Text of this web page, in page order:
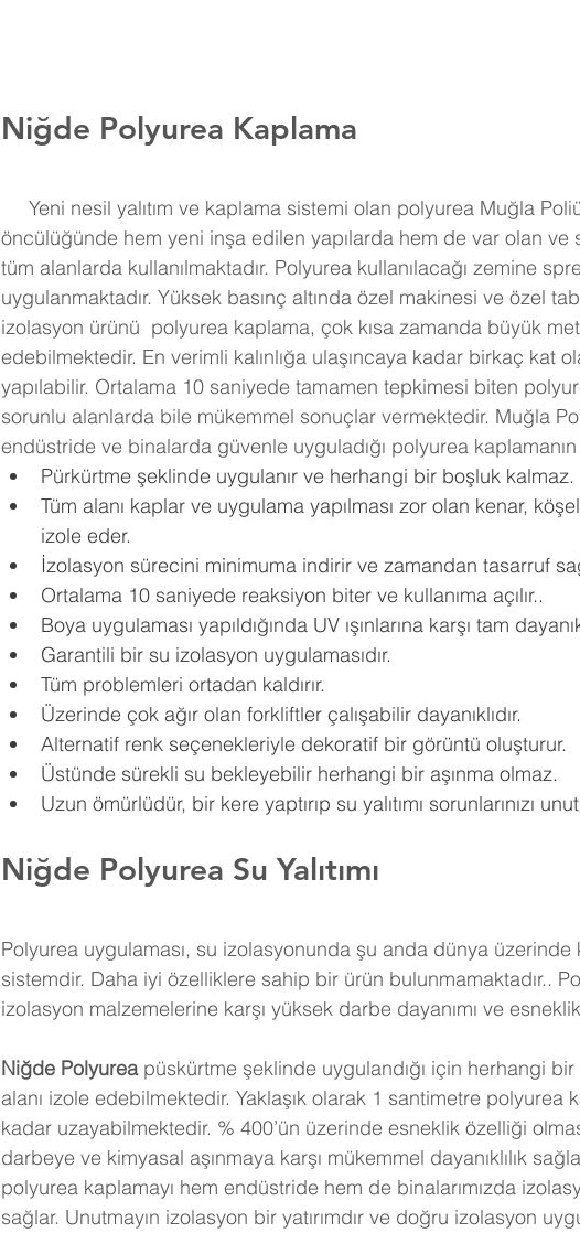
Niğde Polyurea Kaplama
öncülüğünde hem yeni inşa edilen yapılarda hem de var olan ve
tüm alanlarda kullanılmaktadır. Polyurea kullanılacağı zemine
uygulanmaktadır. Yüksek basınç altında özel makinesi ve özel
izolasyon ürünü  polyurea kaplama, çok kısa zamanda büyük
edebilmektedir. En verimli kalınlığa ulaşıncaya kadar birkaç kat
yapılabilir. Ortalama 10 saniyede tamamen tepkimesi biten
sorunlu alanlarda bile mükemmel sonuçlar vermektedir. Muğla
endüstride ve binalarda güvenle uyguladığı polyurea
Pürkürtme şeklinde uygulanır ve herhangi bir boşluk kalmaz.
Tüm alanı kaplar ve uygulama yapılması zor olan kenar,
izole eder.
İzolasyon sürecini minimuma indirir ve zamandan tasarruf
Ortalama 10 saniyede reaksiyon biter ve kullanıma açılır..
Boya uygulaması yapıldığında UV ışınlarına karşı tam
Garantili bir su izolasyon uygulamasıdır.
Tüm problemleri ortadan kaldırır.
Üzerinde çok ağır olan forkliftler çalışabilir dayanıklıdır.
Alternatif renk seçenekleriyle dekoratif bir görüntü oluşturur.
Üstünde sürekli su bekleyebilir herhangi bir aşınma olmaz.
Uzun ömürlüdür, bir kere yaptırıp su yalıtımı sorunlarınızı
Niğde Polyurea Su Yalıtımı
Polyurea uygulaması, su izolasyonunda şu anda dünya üzerinde
sistemdir. Daha iyi özelliklere sahip bir ürün bulunmamaktadır..
izolasyon malzemelerine karşı yüksek darbe dayanımı ve
Niğde Polyurea püskürtme şeklinde uygulandığı için herhangi
alanı izole edebilmektedir. Yaklaşık olarak 1 santimetre polyurea
kadar uzayabilmektedir. % 400’ün üzerinde esneklik özelliği
darbeye ve kimyasal aşınmaya karşı mükemmel dayanıklılık
polyurea kaplamayı hem endüstride hem de binalarımızda
sağlar. Unutmayın izolasyon bir yatırımdır ve doğru izolasyon